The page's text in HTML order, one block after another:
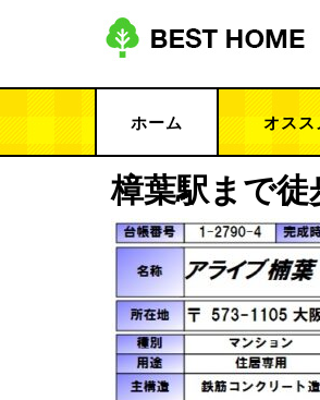
ホーム オス
樟葉駅まで